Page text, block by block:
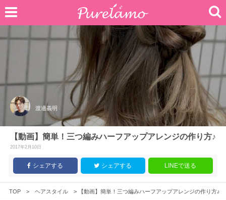
渡邊義明
【動画】簡単！三つ編みハーフアップアレンジの作り方♪
2017年2月10日
シェアする シェアする LINEで送る
TOP > ヘアスタイル > 【動画】簡単！三つ編みハーフアップアレンジの作り方♪